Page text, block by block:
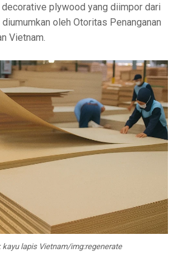
plywood yang diimpor dari
oleh Otoritas Penanganan
Vietnam.
lapis Vietnam/img:regenerate